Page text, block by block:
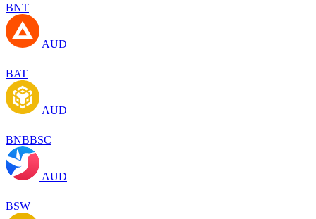
BNT
AUD
BAT
AUD
BNBBSC
AUD
BSW